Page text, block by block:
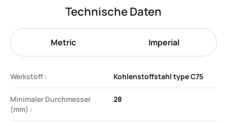
Technische Daten
Metric Imperial
Werkstoff : Kohlenstoffstahl type C75
Minimaler Durchmesser
(mm) :
28